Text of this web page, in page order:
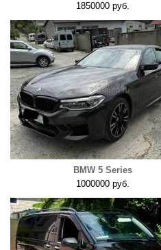
1850000 руб.
BMW 5 Series
1000000 руб.